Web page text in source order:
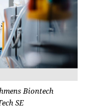
Biontech
SE